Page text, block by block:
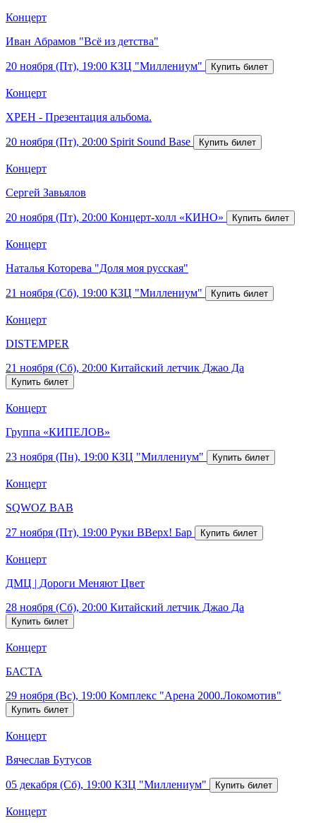
Концерт
Иван Абрамов "Всё из детства"
20 ноября (Пт), 19:00 КЗЦ "Миллениум"
Концерт
ХРЕН - Презентация альбома.
20 ноября (Пт), 20:00 Spirit Sound Base
Концерт
Сергей Завьялов
20 ноября (Пт), 20:00 Концерт-холл «КИНО»
Концерт
Наталья Которева "Доля моя русская"
21 ноября (Сб), 19:00 КЗЦ "Миллениум"
Концерт
DISTEMPER
21 ноября (Сб), 20:00 Китайский летчик Джао Да
Концерт
Группа «КИПЕЛОВ»
23 ноября (Пн), 19:00 КЗЦ "Миллениум"
Концерт
SQWOZ BAB
27 ноября (Пт), 19:00 Руки ВВерх! Бар
Концерт
ДМЦ | Дороги Меняют Цвет
28 ноября (Сб), 20:00 Китайский летчик Джао Да
Концерт
БАСТА
29 ноября (Вс), 19:00 Комплекс "Арена 2000.Локомотив"
Концерт
Вячеслав Бутусов
05 декабря (Сб), 19:00 КЗЦ "Миллениум"
Концерт